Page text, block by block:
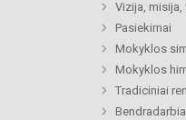
Vizija,
Pasiekimai
Mokyklos
Mokyklos
Tradiciniai